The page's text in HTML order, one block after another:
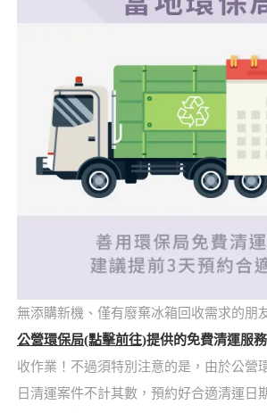
無添購新機、僅有廢棄冰箱回收需求的朋
公營環保局(點擊前往)提供的免費清運服務
收作業！不過須特別注意的是，由於公營
日清運案件不計其數，預約好合適清運日